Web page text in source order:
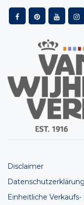
Disclaimer
Datenschutzerklärung
Einheitliche